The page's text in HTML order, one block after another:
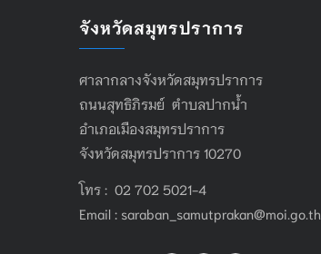
จังหวัดสมุทรปราการ
ศาลากลางจังหวัดสมุทรปราการ
ถนนสุทธิภิรมย์ ตำบลปากน้ำ
อำเภอเมืองสมุทรปราการ
จังหวัดสมุทรปราการ 10270
โทร : 02 702 5021-4
Email : saraban_samutprakan@moi.go.th